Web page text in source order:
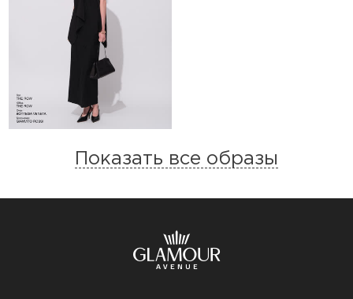
Показать все образы